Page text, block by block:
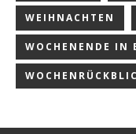
WEIHNACHTEN
WOCHENENDE IN